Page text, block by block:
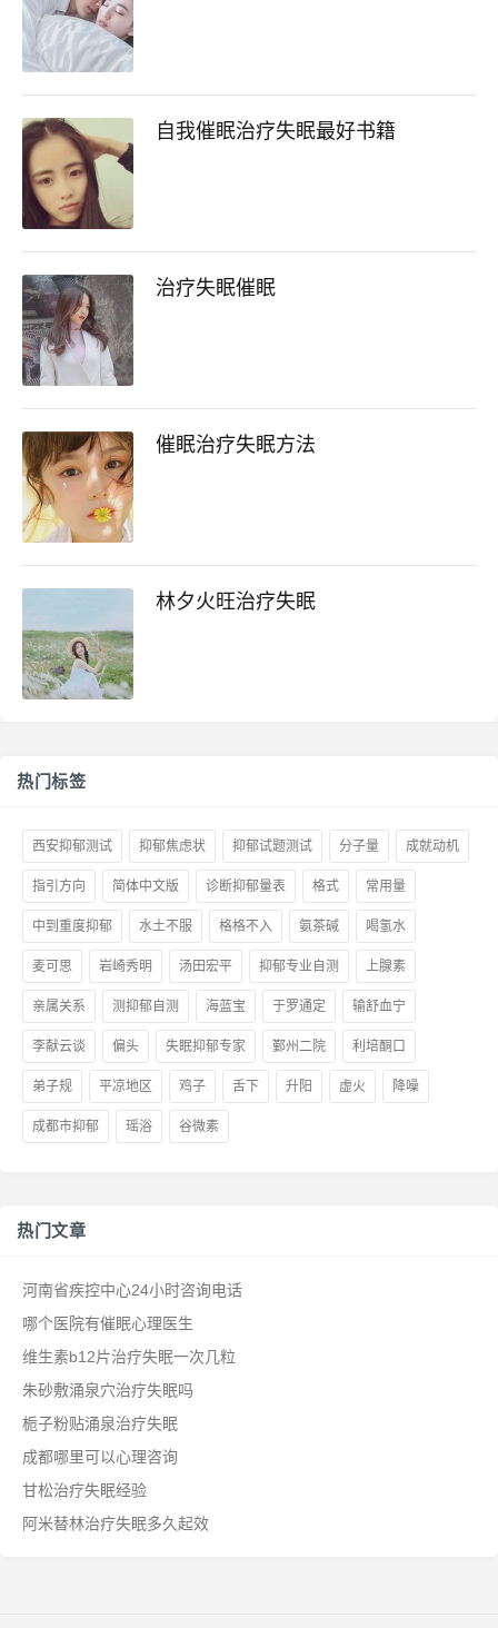
自我催眠治疗失眠最好书籍
治疗失眠催眠
催眠治疗失眠方法
林夕火旺治疗失眠
热门标签
西安抑郁测试 抑郁焦虑状 抑郁试题测试 分子量 成就动机
指引方向 简体中文版 诊断抑郁量表 格式 常用量
中到重度抑郁 水土不服 格格不入 氨茶碱 喝氢水
麦可思 岩崎秀明 汤田宏平 抑郁专业自测 上腺素
亲属关系 测抑郁自测 海蓝宝 于罗通定 输舒血宁
李献云谈 偏头 失眠抑郁专家 鄞州二院 利培酮口
弟子规 平凉地区 鸡子 舌下 升阳 虚火 降噪
成都市抑郁 瑶浴 谷微素
热门文章
河南省疾控中心24小时咨询电话
哪个医院有催眠心理医生
维生素b12片治疗失眠一次几粒
朱砂敷涌泉穴治疗失眠吗
栀子粉贴涌泉治疗失眠
成都哪里可以心理咨询
甘松治疗失眠经验
阿米替林治疗失眠多久起效